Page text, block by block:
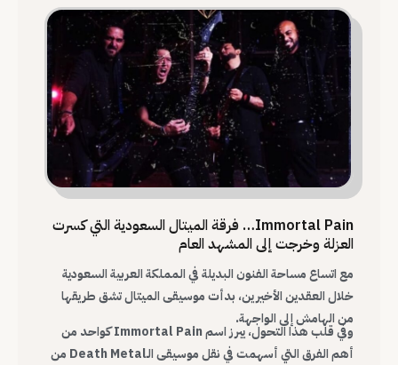
Immortal Pain… فرقة الميتال السعودية التي كسرت
العزلة وخرجت إلى المشهد العام
مع اتساع مساحة الفنون البديلة في المملكة العربية السعودية
خلال العقدين الأخيرين، بدأت موسيقى الميتال تشق طريقها
من الهامش إلى الواجهة.
وفي قلب هذا التحول، يبرز اسم Immortal Pain كواحد من
أهم الفرق التي أسهمت في نقل موسيقى الـDeath Metal من